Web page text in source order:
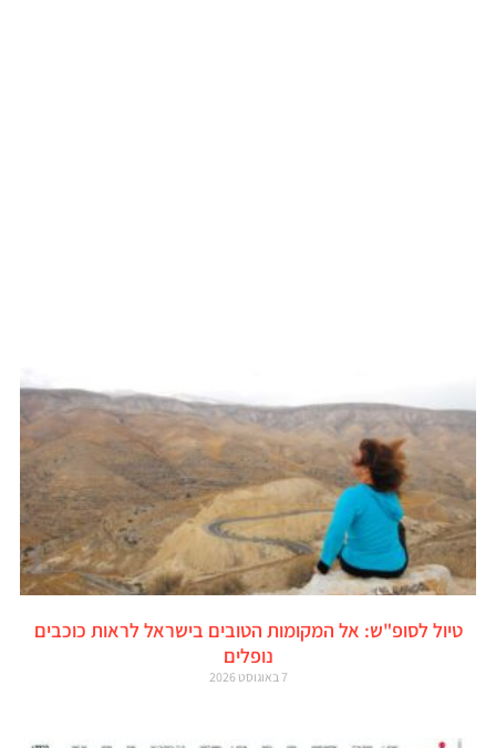
טיול לסופ"ש: אל המקומות הטובים בישראל לראות כוכבים
נופלים
7 באוגוסט 2026